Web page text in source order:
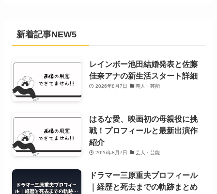
新着記事NEW5
レインボー池田結婚発表と佐藤
佳奈アナの新生活スタート詳細
2026年8月7日 芸人・芸能
はるな愛、映画初の母親役に挑
戦！プロフィールと最新出演作
紹介
2026年8月7日 芸人・芸能
ドラマー三原重夫プロフィール
｜経歴と死去までの軌跡まとめ